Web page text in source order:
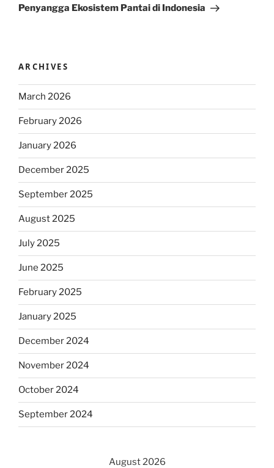
Penyangga Ekosistem Pantai di Indonesia
ARCHIVES
March 2026
February 2026
January 2026
December 2025
September 2025
August 2025
July 2025
June 2025
February 2025
January 2025
December 2024
November 2024
October 2024
September 2024
August 2026